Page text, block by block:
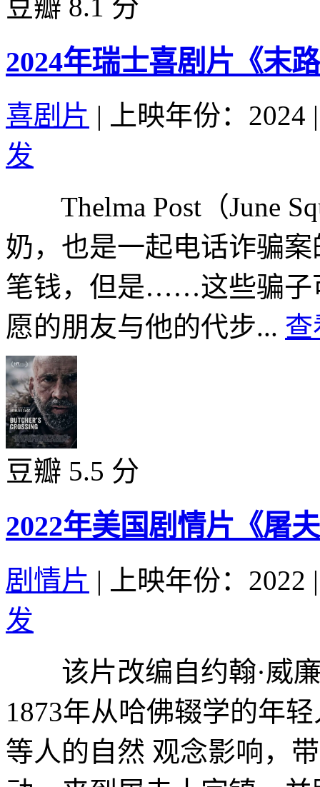
豆瓣 8.1 分
2024年瑞士喜剧片《末
喜剧片 | 上映年份：2024 |
发
Thelma Post（June
奶，也是一起电话诈骗
笔钱，但是……这些骗子
愿的朋友与他的代步... 查
豆瓣 5.5 分
2022年美国剧情片《屠
剧情片 | 上映年份：2022 |
发
该片改编自约翰·威廉
1873年从哈佛辍学的年
等人的自然 观念影响，